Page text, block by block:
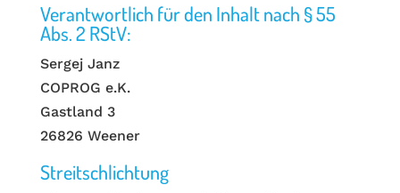
Verantwortlich für den Inhalt nach § 55
Abs. 2 RStV:
Sergej Janz
COPROG e.K.
Gastland 3
26826 Weener
Streitschlichtung